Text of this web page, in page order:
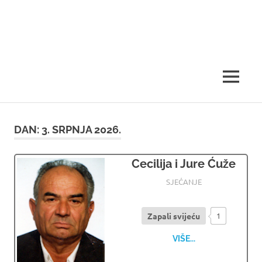
MENU
DAN: 3. SRPNJA 2026.
Cecilija i Jure Ćuže
03.07.2026
OSMRTNICE LJUBUSKI
SJEĆANJE
Zapali svijeću 1
VIŠE...